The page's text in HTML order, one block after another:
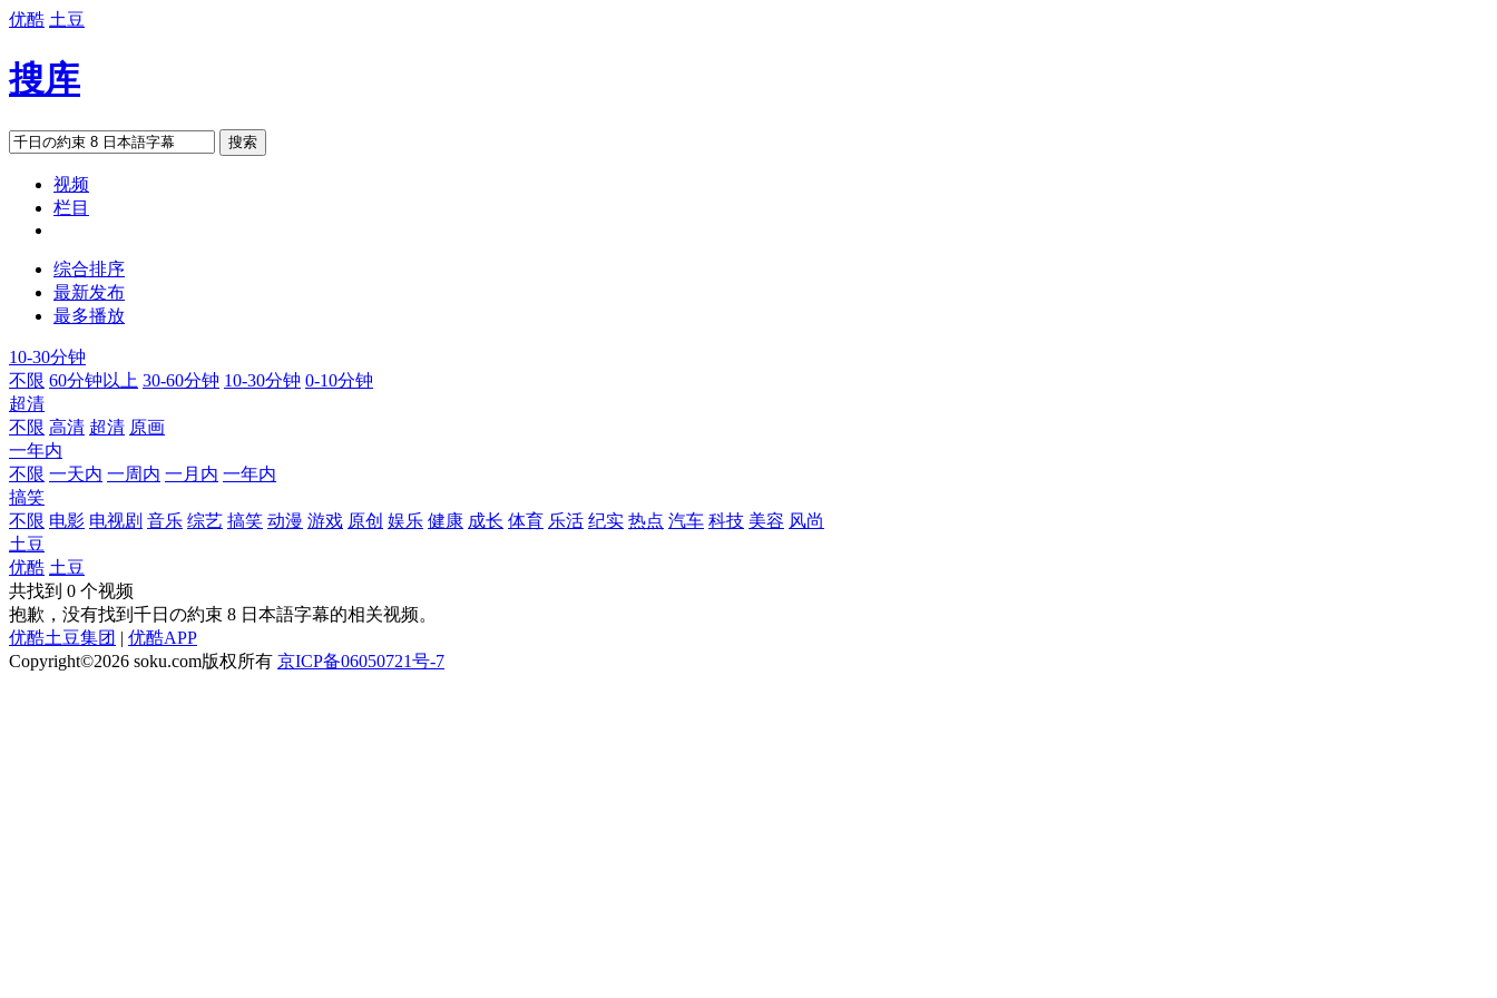
优酷 土豆
搜库
搜索
视频
栏目
综合排序
最新发布
最多播放
10-30分钟
不限 60分钟以上 30-60分钟 10-30分钟 0-10分钟
超清
不限 高清 超清 原画
一年内
不限 一天内 一周内 一月内 一年内
搞笑
不限 电影 电视剧 音乐 综艺 搞笑 动漫 游戏 原创 娱乐 健康 成长 体育 乐活 纪实 热点 汽车 科技 美容 风尚
土豆
优酷 土豆
共找到 0 个视频
抱歉，没有找到 千日の約束 8 日本語字幕的相关视频。
优酷土豆集团 | 优酷APP
Copyright©2026 soku.com版权所有 京ICP备06050721号-7